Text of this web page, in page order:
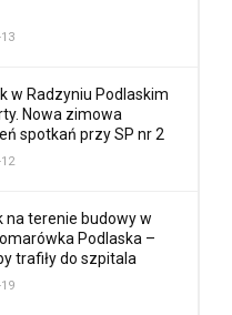
w Radzyniu Podlaskim
Nowa zimowa
spotkań przy SP nr 2
na terenie budowy w
Podlaska –
trafiły do szpitala